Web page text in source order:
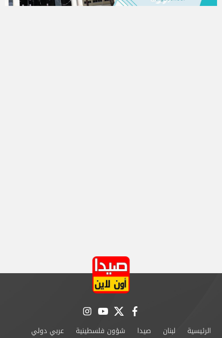
facebook
twitter
youtube
instagram
الرئيسية لبنان صيدا شؤون فلسطينية عربي دولي